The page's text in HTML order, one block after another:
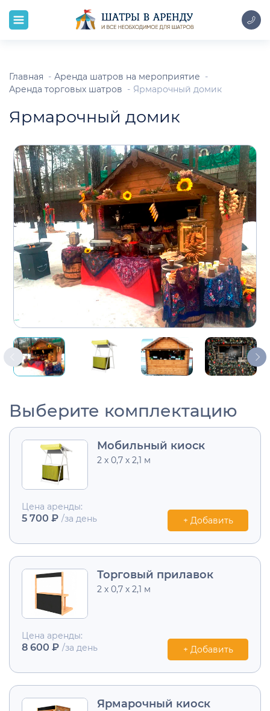
Главная
Аренда шатров на мероприятие
Аренда торговых шатров
Ярмарочный домик
Ярмарочный домик
Выберите комплектацию
Мобильный киоск
2 х 0,7 х 2,1 м
Цена аренды:
5 700 ₽ /за день + Добавить
Торговый прилавок
2 х 0,7 х 2,1 м
Цена аренды:
8 600 ₽ /за день + Добавить
Ярмарочный киоск